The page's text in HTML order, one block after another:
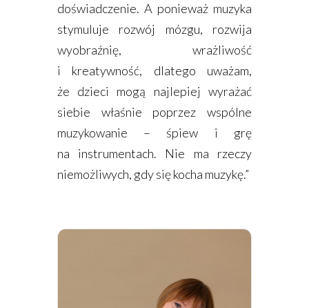
doświadczenie. A ponieważ muzyka
stymuluje rozwój mózgu, rozwija
wyobraźnię, wrażliwość
i kreatywność, dlatego uważam,
że dzieci mogą najlepiej wyrażać
siebie właśnie poprzez wspólne
muzykowanie – śpiew i grę
na instrumentach. Nie ma rzeczy
niemożliwych, gdy się kocha muzykę.”